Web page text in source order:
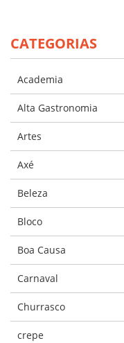
CATEGORIAS
Academia
Alta Gastronomia
Artes
Axé
Beleza
Bloco
Boa Causa
Carnaval
Churrasco
crepe